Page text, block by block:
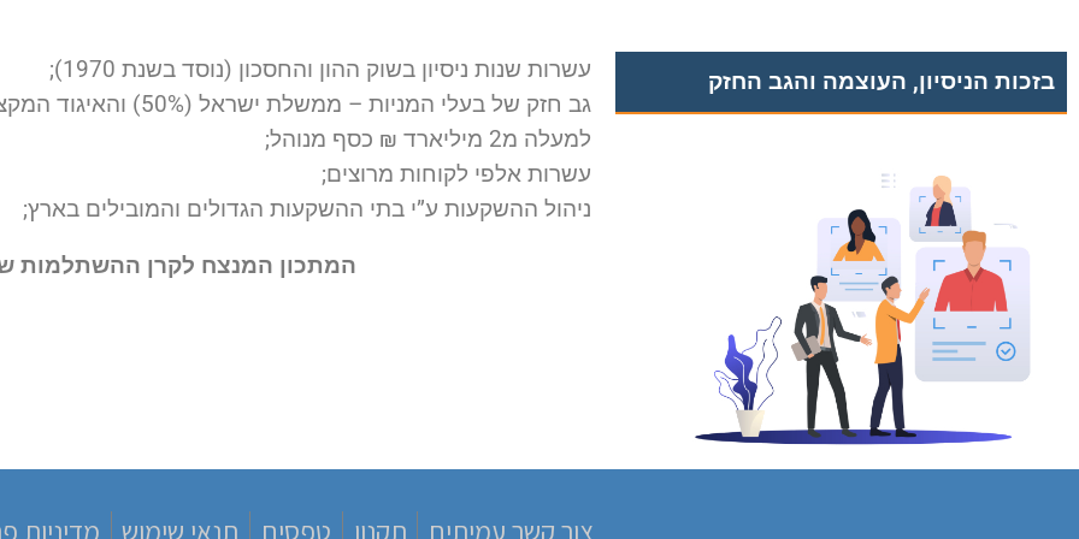
בזכות הניסיון, העוצמה והגב החזק
עשרות שנות ניסיון בשוק ההון והחסכון (נוסד בשנת 1970);
גב חזק של בעלי המניות – ממשלת ישראל (50%) והאיגוד המקצועי (50%);
למעלה מ2 מיליארד ₪ כסף מנוהל;
עשרות אלפי לקוחות מרוצים;
ניהול ההשקעות ע”י בתי ההשקעות הגדולים והמובילים בארץ;
המתכון המנצח לקרן ההשתלמות